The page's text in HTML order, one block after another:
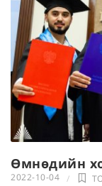
Өмнөдийн
2022-10-04